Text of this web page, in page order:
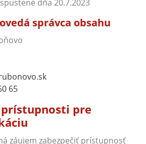
dňa 20.7.2023
správca obsahu
65
pre
záujem zabezpečiť prístupnosť